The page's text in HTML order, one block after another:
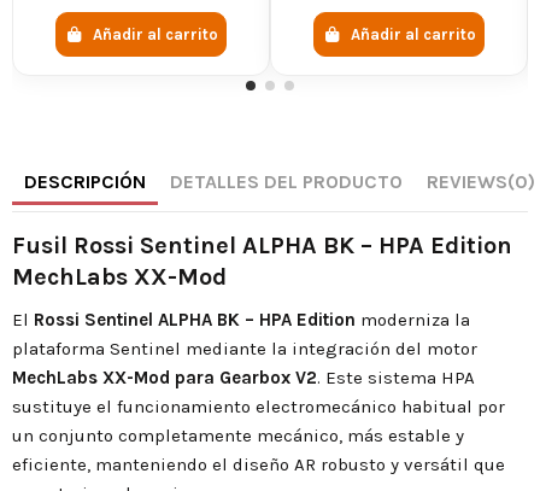
Añadir al carrito Añadir al carrito
DESCRIPCIÓN DETALLES DEL PRODUCTO REVIEWS(0)
Fusil Rossi Sentinel ALPHA BK – HPA Edition
MechLabs XX-Mod
El Rossi Sentinel ALPHA BK – HPA Edition moderniza la
plataforma Sentinel mediante la integración del motor
MechLabs XX-Mod para Gearbox V2. Este sistema HPA
sustituye el funcionamiento electromecánico habitual por
un conjunto completamente mecánico, más estable y
eficiente, manteniendo el diseño AR robusto y versátil que